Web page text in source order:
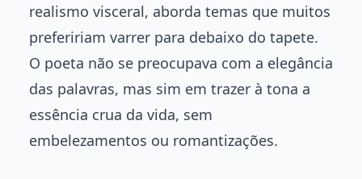
realismo visceral, aborda temas que muitos
prefeririam varrer para debaixo do tapete.
O poeta não se preocupava com a elegância
das palavras, mas sim em trazer à tona a
essência crua da vida, sem
embelezamentos ou romantizações.